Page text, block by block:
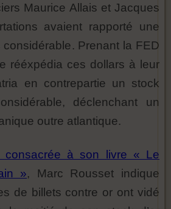
Maurice Allais et Jacques
avaient rapporté une
Prenant la FED
rééxpédia ces dollars à leur
en contrepartie un stock
déclenchant un
outre atlantique.
consacrée à son livre « Le
», Marc Rousset indique
de billets contre or ont vidé